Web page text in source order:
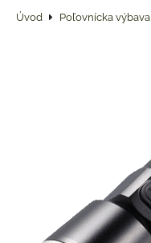
Úvod Poľovnícka výbava